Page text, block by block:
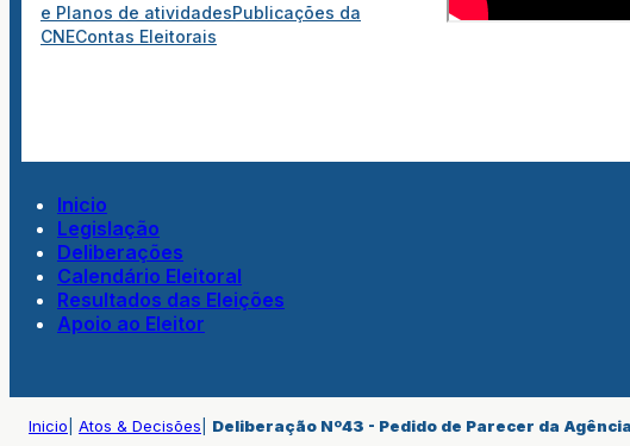
e Planos de atividadesPublicações da
CNEContas Eleitorais
Inicio
Legislação
Deliberações
Calendário Eleitoral
Resultados das Eleições
Apoio ao Eleitor
Inicio Atos & Decisões Deliberação Nº43 - Pedido de Parecer da